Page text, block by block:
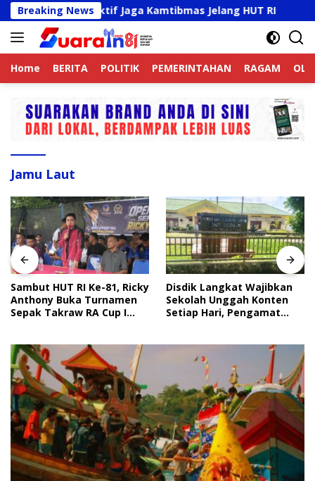
Langsung
ke
konten
Breaking News
Online Aktif Jaga Kamtibmas Jelang HUT RI
Home BERITA POLITIK PEMERINTAHAN RAGAM
Jamu Laut
Sambut HUT RI Ke-81, Ricky
Anthony Buka Turnamen
Sepak Takraw RA Cup I
Disdik Langkat Wajibkan
Sekolah Unggah Konten
Setiap Hari, Pengamat